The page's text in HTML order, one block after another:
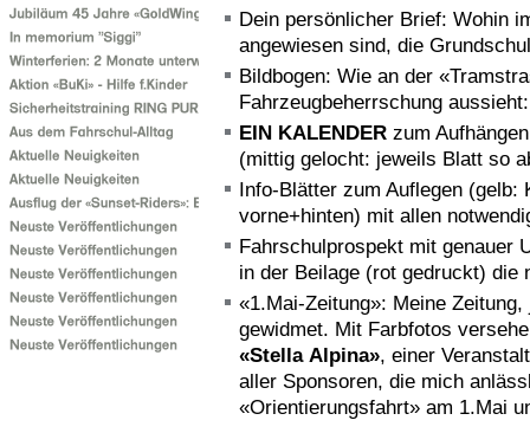
Dein persönlicher Brief: Wohin
angewiesen sind, die
Bildbogen: Wie an der
Fahrzeugbeherrschung
EIN KALENDER zum
(mittig gelocht: jeweils Blatt so
Info-Blätter zum Auflegen (gelb:
vorne+hinten) mit allen
Fahrschulprospekt mit genauer
in der Beilage (rot gedruckt) die
«1.Mai-Zeitung»: Meine
gewidmet. Mit Farbfotos
«Stella Alpina», einer
aller Sponsoren, die mich
«Orientierungsfahrt» am 1.Mai